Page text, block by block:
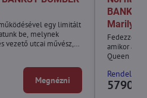
egy limitált
be, melynek
vezető utcai művész,
Megnézni
BANKSY
Marilyn
Fedezze
amikor a
Queen
Rendelésre
5790 Ft